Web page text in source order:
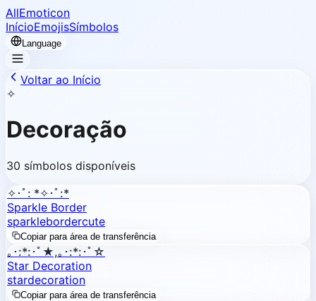
AllEmoticon
InícioEmojisSímbolos
Language
Voltar ao Início
✧
Decoração
30 símbolos disponíveis
✧･ﾟ: *✧･ﾟ:*
Sparkle Border
sparklebordercute
Copiar para área de transferência
｡･:*:･ﾟ★,｡･:*:･ﾟ☆
Star Decoration
stardecoration
Copiar para área de transferência